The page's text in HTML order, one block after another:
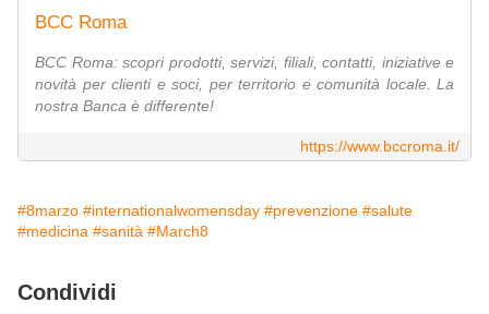
BCC Roma
BCC Roma: scopri prodotti, servizi, filiali, contatti, iniziative e
novità per clienti e soci, per territorio e comunità locale. La
nostra Banca è differente!
https://www.bccroma.it/
#8marzo #internationalwomensday #prevenzione #salute
#medicina #sanità #March8
Condividi